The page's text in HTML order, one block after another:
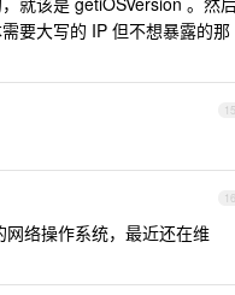
要大写的 IP 但不想暴露的那
15
16
络操作系统，最近还在维